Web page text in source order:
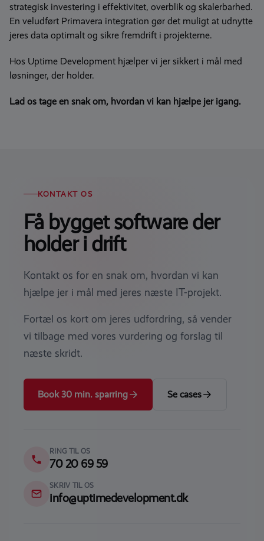
strategisk investering i effektivitet, overblik og skalerbarhed.
En veludført Primavera integration gør det muligt at udnytte
jeres data optimalt og sikre fremdrift i projekterne.
Hos Uptime Development hjælper vi jer sikkert i mål med
løsninger, der holder.
Lad os tage en snak om, hvordan vi kan hjælpe jer igang.
KONTAKT OS
Få bygget software der
holder i drift
Kontakt os for en snak om, hvordan vi kan
hjælpe jer i mål med jeres næste IT-projekt.
Fortæl os kort om jeres udfordring, så vender
vi tilbage med vores vurdering og forslag til
næste skridt.
Book 30 min. sparring Se cases
RING TIL OS
70 20 69 59
SKRIV TIL OS
info@uptimedevelopment.dk